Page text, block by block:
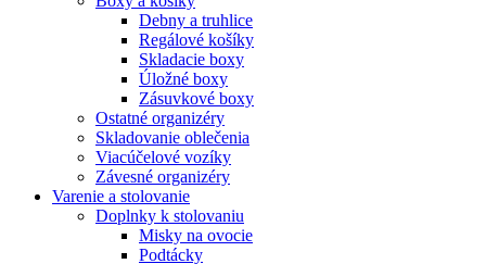
Debny a truhlice
Regálové košíky
Skladacie boxy
Úložné boxy
Zásuvkové boxy
Ostatné organizéry
Skladovanie oblečenia
Viacúčelové vozíky
Závesné organizéry
Varenie a stolovanie
Doplnky k stolovaniu
Misky na ovocie
Podtácky